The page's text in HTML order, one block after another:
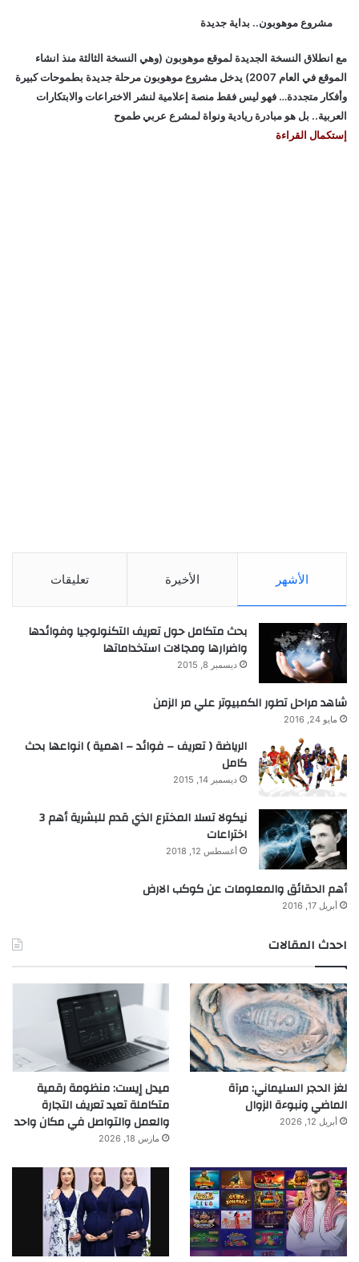
مشروع موهوبون.. بداية جديدة
مع انطلاق النسخة الجديدة لموقع موهوبون (وهي النسخة الثالثة منذ انشاء
الموقع في العام 2007) يدخل مشروع موهوبون مرحلة جديدة بطموحات كبيرة
وأفكار متجددة… فهو ليس فقط منصة إعلامية لنشر الاختراعات والابتكارات
العربية.. بل هو مبادرة ريادية ونواة لمشرع عربي طموح
إستكمال القراءة
الأشهر الأخيرة تعليقات
بحث متكامل حول تعريف التكنولوجيا وفوائدها
واضرارها ومجالات استخداماتها
ديسمبر 8, 2015
شاهد مراحل تطور الكمبيوتر علي مر الزمن
مايو 24, 2016
الرياضة ( تعريف – فوائد – اهمية ) انواعها بحث
كامل
ديسمبر 14, 2015
نيكولا تسلا المخترع الذي قدم للبشرية أهم 3
اختراعات
أغسطس 12, 2018
أهم الحقائق والمعلومات عن كوكب الارض
أبريل 17, 2016
احدث المقالات
لغز الحجر السليماني: مرآة
الماضي ونبوءة الزوال
أبريل 12, 2026
ميدل إيست: منظومة رقمية
متكاملة تعيد تعريف التجارة
والعمل والتواصل في مكان واحد
مارس 18, 2026